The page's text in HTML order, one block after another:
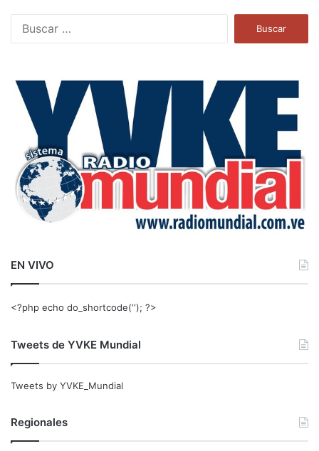
a
EN VIVO
<?php echo do_shortcode(‘‘); ?>
Tweets de YVKE Mundial
Tweets by YVKE_Mundial
Regionales